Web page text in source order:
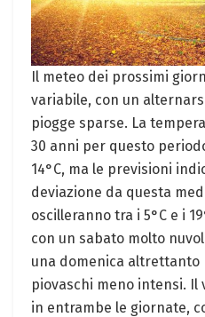
Il meteo dei prossimi
variabile, con un
piogge sparse. La
30 anni per questo
14°C, ma le previsioni
deviazione da questa
oscilleranno tra i 5°C e i
con un sabato molto
una domenica altrettanto
piovaschi meno intensi.
in entrambe le giornate,